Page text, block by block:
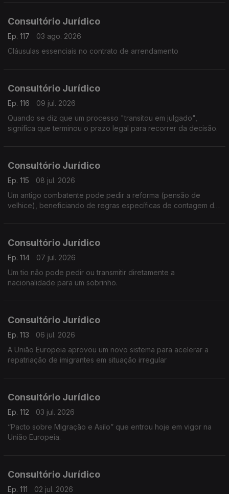
Consultório Jurídico
Ep. 117
03 ago. 2026
Cláusulas essenciais no contrato de arrendamento
Consultório Jurídico
Ep. 116
09 jul. 2026
Quando se diz que um processo "transitou em julgado",
significa que terminou o prazo legal para recorrer da decisão.
Consultório Jurídico
Ep. 115
08 jul. 2026
Um antigo combatente pode pedir a reforma (pensão de
velhice), beneficiando de regras específicas de contagem de
Consultório Jurídico
Ep. 114
07 jul. 2026
Um tio não pode pedir ou transmitir diretamente a
nacionalidade para um sobrinho.
Consultório Jurídico
Ep. 113
06 jul. 2026
A União Europeia aprovou um novo sistema para acelerar a
repatriação de imigrantes em situação irregular
Consultório Jurídico
Ep. 112
03 jul. 2026
“Pacto sobre Migração e Asilo” que entrou hoje em vigor na
União Europeia.
Consultório Jurídico
Ep. 111
02 jul. 2026